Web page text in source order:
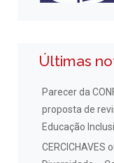
Últimas
Parecer da
proposta de
Educação
CERCICHAVES